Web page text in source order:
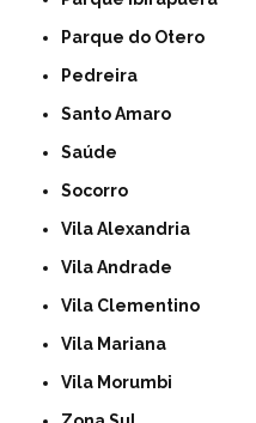
Parque do Otero
Pedreira
Santo Amaro
Saúde
Socorro
Vila Alexandria
Vila Andrade
Vila Clementino
Vila Mariana
Vila Morumbi